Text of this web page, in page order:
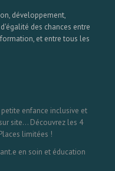
développement,
des chances entre
et entre tous les
enfance inclusive et
site… Découvrez les 4
limitées !
en soin et éducation